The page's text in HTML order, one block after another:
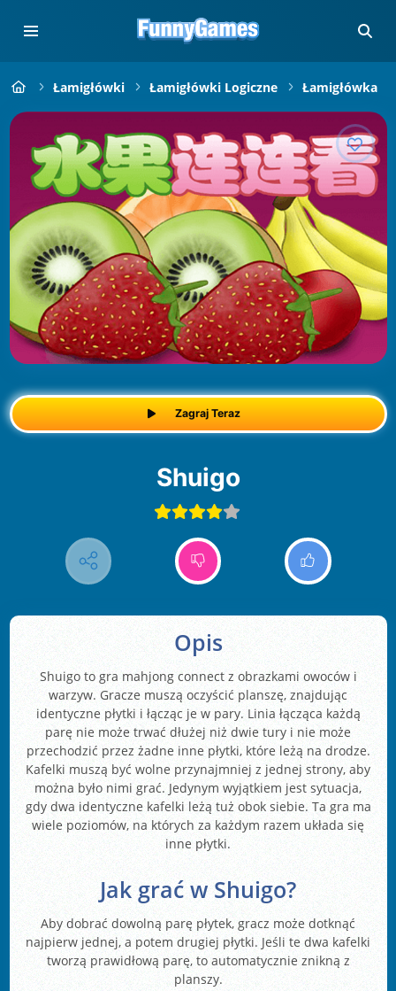
Łamigłówki Łamigłówki Logiczne Łamigłówka
Zagraj Teraz
Shuigo
Opis
Shuigo to gra mahjong connect z obrazkami owoców i
warzyw. Gracze muszą oczyścić planszę, znajdując
identyczne płytki i łącząc je w pary. Linia łącząca każdą
parę nie może trwać dłużej niż dwie tury i nie może
przechodzić przez żadne inne płytki, które leżą na drodze.
Kafelki muszą być wolne przynajmniej z jednej strony, aby
można było nimi grać. Jedynym wyjątkiem jest sytuacja,
gdy dwa identyczne kafelki leżą tuż obok siebie. Ta gra ma
wiele poziomów, na których za każdym razem układa się
inne płytki.
Jak grać w Shuigo?
Aby dobrać dowolną parę płytek, gracz może dotknąć
najpierw jednej, a potem drugiej płytki. Jeśli te dwa kafelki
tworzą prawidłową parę, to automatycznie znikną z
planszy.